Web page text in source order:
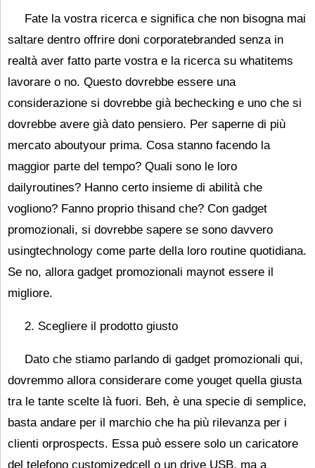
Fate la vostra ricerca e significa che non bisogna mai
saltare dentro offrire doni corporatebranded senza in
realtà aver fatto parte vostra e la ricerca su whatitems
lavorare o no. Questo dovrebbe essere una
considerazione si dovrebbe già bechecking e uno che si
dovrebbe avere già dato pensiero. Per saperne di più
mercato aboutyour prima. Cosa stanno facendo la
maggior parte del tempo? Quali sono le loro
dailyroutines? Hanno certo insieme di abilità che
vogliono? Fanno proprio thisand che? Con gadget
promozionali, si dovrebbe sapere se sono davvero
usingtechnology come parte della loro routine quotidiana.
Se no, allora gadget promozionali maynot essere il
migliore.
2. Scegliere il prodotto giusto
Dato che stiamo parlando di gadget promozionali qui,
dovremmo allora considerare come youget quella giusta
tra le tante scelte là fuori. Beh, è ​​una specie di semplice,
basta andare per il marchio che ha più rilevanza per i
clienti orprospects. Essa può essere solo un caricatore
del telefono customizedcell o un drive USB, ma a